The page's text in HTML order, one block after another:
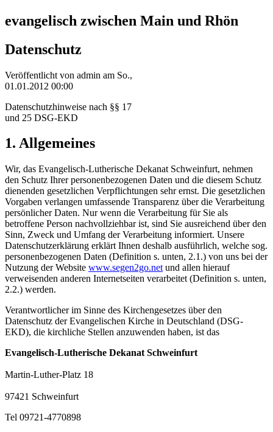
evangelisch zwischen Main und Rhön
Datenschutz
Veröffentlicht von admin am So.,
01.01.2012 00:00
Datenschutzhinweise nach §§ 17
und 25 DSG-EKD
1. Allgemeines
Wir, das Evangelisch-Lutherische Dekanat Schweinfurt, nehmen
den Schutz Ihrer personenbezogenen Daten und die diesem Schutz
dienenden gesetzlichen Verpflichtungen sehr ernst. Die gesetzlichen
Vorgaben verlangen umfassende Transparenz über die Verarbeitung
persönlicher Daten. Nur wenn die Verarbeitung für Sie als
betroffene Person nachvollziehbar ist, sind Sie ausreichend über den
Sinn, Zweck und Umfang der Verarbeitung informiert. Unsere
Datenschutzerklärung erklärt Ihnen deshalb ausführlich, welche sog.
personenbezogenen Daten (Definition s. unten, 2.1.) von uns bei der
Nutzung der Website www.segen2go.net und allen hierauf
verweisenden anderen Internetseiten verarbeitet (Definition s. unten,
2.2.) werden.
Verantwortlicher im Sinne des Kirchengesetzes über den
Datenschutz der Evangelischen Kirche in Deutschland (DSG-
EKD), die kirchliche Stellen anzuwenden haben, ist das
Evangelisch-Lutherische Dekanat Schweinfurt
Martin-Luther-Platz 18
97421 Schweinfurt
Tel 09721-4770898